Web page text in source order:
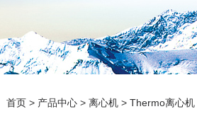
首页 > 产品中心 > 离心机 > Thermo离心机